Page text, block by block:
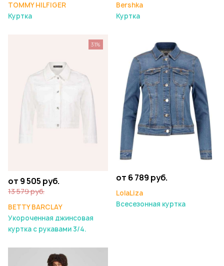
TOMMY HILFIGER
Куртка
Bershka
Куртка
от 9 505 руб.
13 579 руб.
BETTY BARCLAY
Укороченная джинсовая
куртка с рукавами 3/4.
31%
от 6 789 руб.
LolaLiza
Всесезонная куртка